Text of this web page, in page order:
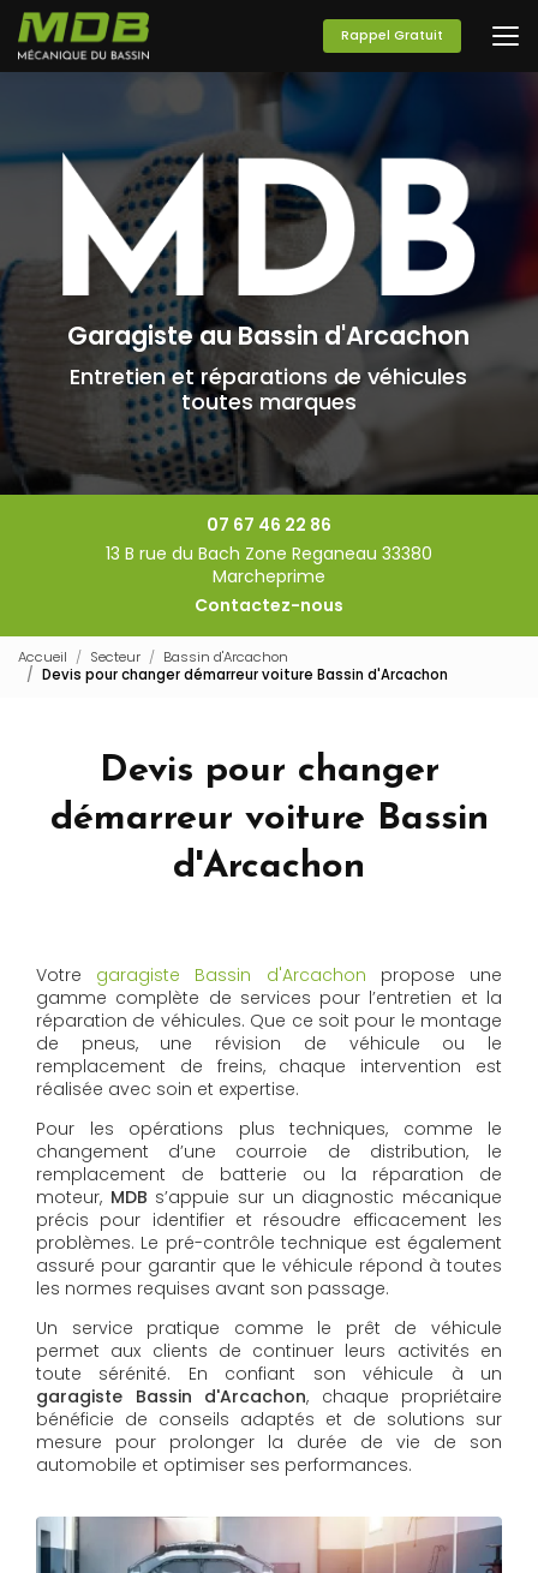
Aller
au
contenu
principal
Rappel Gratuit
Garagiste au Bassin d'Arcachon
Entretien et réparations de véhicules
toutes marques
07 67 46 22 86
13 B rue du Bach Zone Reganeau 33380
Marcheprime
Contactez-nous
Accueil Secteur
Bassin d'Arcachon
Devis pour changer démarreur voiture Bassin d'Arcachon
Devis pour changer
démarreur voiture Bassin
d'Arcachon
Votre garagiste Bassin d'Arcachon propose une
gamme complète de services pour l’entretien et la
réparation de véhicules. Que ce soit pour le montage
de pneus, une révision de véhicule ou le
remplacement de freins, chaque intervention est
réalisée avec soin et expertise.
Pour les opérations plus techniques, comme le
changement d’une courroie de distribution, le
remplacement de batterie ou la réparation de
moteur, MDB s’appuie sur un diagnostic mécanique
précis pour identifier et résoudre efficacement les
problèmes. Le pré-contrôle technique est également
assuré pour garantir que le véhicule répond à toutes
les normes requises avant son passage.
Un service pratique comme le prêt de véhicule
permet aux clients de continuer leurs activités en
toute sérénité. En confiant son véhicule à un
garagiste Bassin d'Arcachon, chaque propriétaire
bénéficie de conseils adaptés et de solutions sur
mesure pour prolonger la durée de vie de son
automobile et optimiser ses performances.